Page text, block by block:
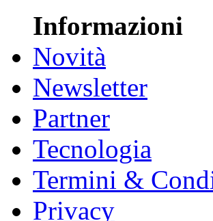
Informazioni
Novità
Newsletter
Partner
Tecnologia
Termini &
Privacy